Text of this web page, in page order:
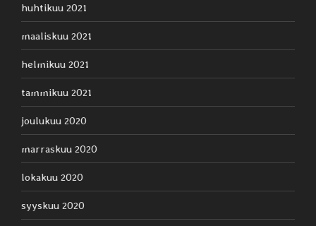
huhtikuu 2021
maaliskuu 2021
helmikuu 2021
tammikuu 2021
joulukuu 2020
marraskuu 2020
lokakuu 2020
syyskuu 2020